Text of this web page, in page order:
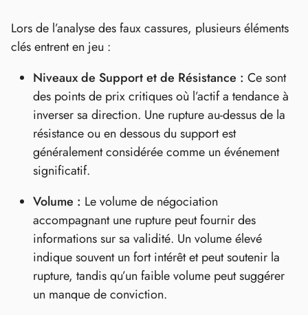
Lors de l’analyse des faux cassures, plusieurs éléments
clés entrent en jeu :
Niveaux de Support et de Résistance : Ce sont
des points de prix critiques où l’actif a tendance à
inverser sa direction. Une rupture au-dessus de la
résistance ou en dessous du support est
généralement considérée comme un événement
significatif.
Volume : Le volume de négociation
accompagnant une rupture peut fournir des
informations sur sa validité. Un volume élevé
indique souvent un fort intérêt et peut soutenir la
rupture, tandis qu’un faible volume peut suggérer
un manque de conviction.